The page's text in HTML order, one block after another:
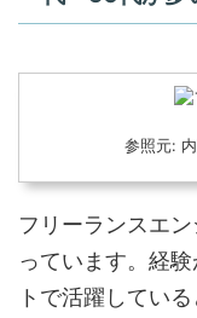
参照元:
フリーランスエ
っています。経
トで活躍してい